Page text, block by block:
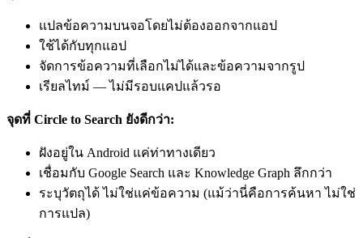
แปลข้อความบนจอโดยไม่ต้องออกจากแอป
ใช้ได้กับทุกแอป
จัดการข้อความที่เลือกไม่ได้และข้อความจากรูป
เรียลไทม์ — ไม่มีรอบแคปแล้วรอ
จุดที่ Circle to Search ยังดีกว่า:
ฝังอยู่ใน Android แค่ท่าทางเดียว
เชื่อมกับ Google Search และ Knowledge Graph ลึกกว่า
ระบุวัตถุได้ ไม่ใช่แค่ข้อความ (แม้ว่านี่คือการค้นหา ไม่ใช่
การแปล)